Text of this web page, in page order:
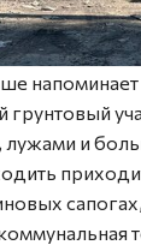
напоминает
грунтовый
лужами и